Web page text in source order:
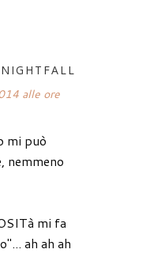
alle ore
mi può
nemmeno
mi fa
ah ah ah